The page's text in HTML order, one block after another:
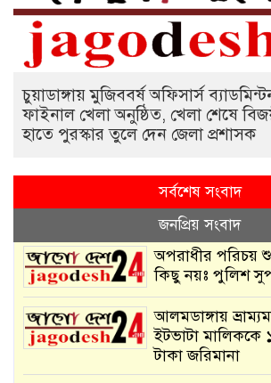
চুয়াডাঙ্গায় মুজিববর্ষ অফিসার্স
ফাইনাল খেলা অনুষ্ঠিত, খেলা শেষে
হাতে পুরস্কার তুলে দেন জেলা প্রশাসক
সর্বশেষ সংবাদ
জনপ্রিয় সংবাদ
অপরাধীর পরিচয়
কিছু নয়ঃ পুলিশ
আলমডাঙ্গায়
ইটভাটা মালিককে
টাকা জরিমানা